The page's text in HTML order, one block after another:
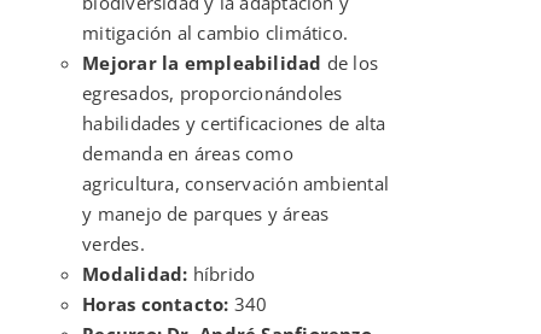
mitigación al cambio climático.
Mejorar la empleabilidad de los
egresados, proporcionándoles
habilidades y certificaciones de alta
demanda en áreas como
agricultura, conservación ambiental
y manejo de parques y áreas
verdes.
Modalidad: híbrido
Horas contacto: 340